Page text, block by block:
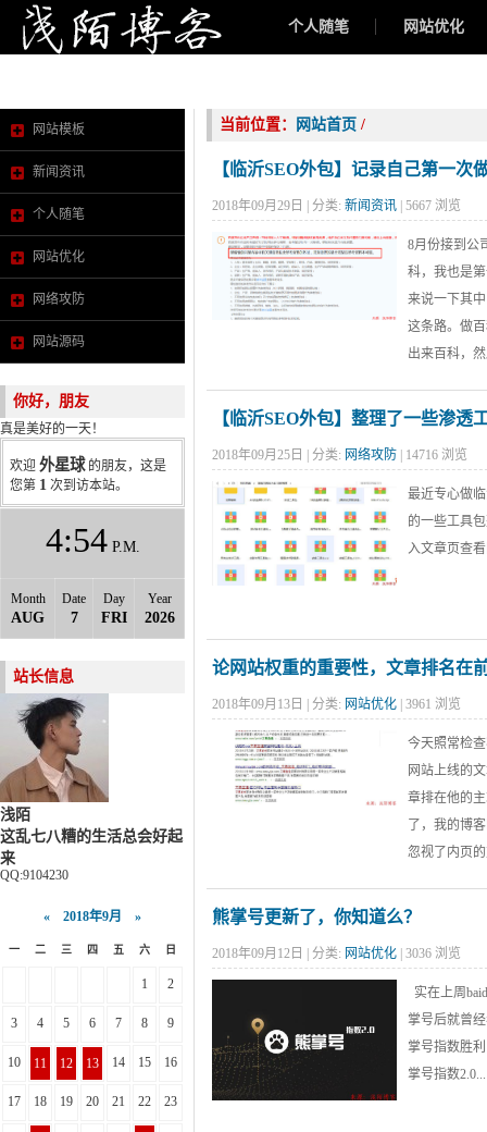
个人随笔 网站优化
网站模板
新闻资讯
个人随笔
网站优化
网络攻防
网站源码
你好，朋友
真是美好的一天！
欢迎 外星球 的朋友，这是
您第 1 次到访本站。
4 54P.M.
Month
AUG
Date
7
Day
FRI
Year
2026
站长信息
浅陌
这乱七八糟的生活总会好起
来
QQ:9104230
« 2018年9月 »
一 二 三 四 五 六 日
1 2
3 4 5 6 7 8 9
10 11 12 13 14 15 16
17 18 19 20 21 22 23
当前位置： 网站首页 /
【临沂SEO外包】记录自己第一次
2018年09月29日 | 分类: 新闻资讯 | 5667 浏览
8月份接到公
科，我也是
来说一下其
这条路。做
出来百科，
【临沂SEO外包】整理了一些渗透
2018年09月25日 | 分类: 网络攻防 | 14716 浏览
最近专心做
的一些工具
入文章页查
论网站权重的重要性，文章排名在
2018年09月13日 | 分类: 网站优化 | 3961 浏览
今天照常检
网站上线的
章排在他的
了，我的博
忽视了内页
熊掌号更新了，你知道么？
2018年09月12日 | 分类: 网站优化 | 3036 浏览
实在上周
掌号后就曾
掌号指数胜
掌号指数2.0...